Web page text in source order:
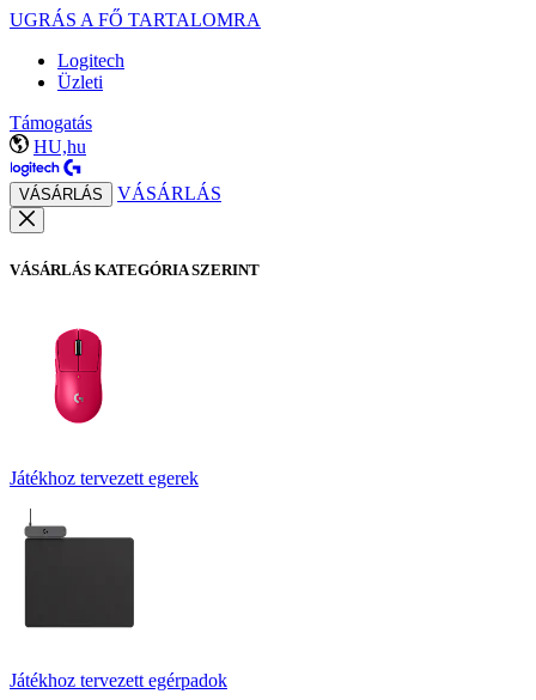
UGRÁS A FŐ TARTALOMRA
Logitech
Üzleti
Támogatás
HU,hu
VÁSÁRLÁS VÁSÁRLÁS
VÁSÁRLÁS KATEGÓRIA SZERINT
Játékhoz tervezett egerek
Játékhoz tervezett egérpadok